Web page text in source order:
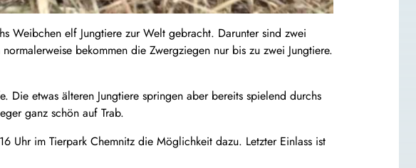
Weibchen elf Jungtiere zur Welt gebracht. Darunter sind zwei
bekommen die Zwergziegen nur bis zu zwei Jungtiere.
Die etwas älteren Jungtiere springen aber bereits spielend durchs
ganz schön auf Trab.
Uhr im Tierpark Chemnitz die Möglichkeit dazu. Letzter Einlass ist